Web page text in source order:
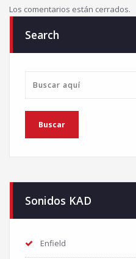
Los comentarios están cerrados.
Search
Sonidos KAD
Enfield